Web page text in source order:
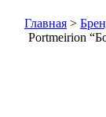
Главная >
Portmeirion